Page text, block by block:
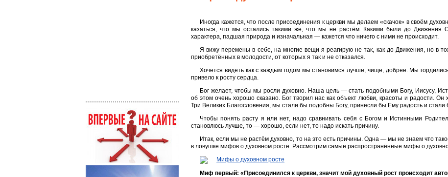
Иногда кажется, что после присоединения к церкви мы делаем «скачок» в своём
казаться, что мы остались такими же, что мы не растём. Какими были до Движения
характера, падшая природа и изначальная — кажется что ничего с ними не происходит.
Я вижу перемены в себе, на многие вещи я реагирую не так, как до Движения, но в
приобретённых в молодости, от которых я так и не отказался.
Хочется видеть как с каждым годом мы становимся лучше, чище, добрее. Мы
привело к росту сердца.
Бог желает, чтобы мы росли духовно. Наша цель — стать подобными Богу, Иисусу,
об этом очень хорошо сказано. Бог творил нас как объект любви, красоты и радости. Он
Три Великих Благословения, мы стали бы подобны Богу, принесли бы Ему радость и стали
Чтобы понять расту я или нет, надо сравнивать себя с Богом и Истинными
становлюсь лучше, то — хорошо, если нет, то надо искать причину.
Итак, если мы не растём духовно, то на это есть причины. Одна — мы не знаем что
в ловушке мифов о духовном росте. Рассмотрим самые распространённые мифы о
Миф первый: «Присоединился к церкви, значит мой духовный рост происходит